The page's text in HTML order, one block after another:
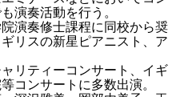
演奏活動を行う。
演奏修士課程に同校から奨
リスの新星ピアニスト、ア
リティーコンサート、イギ
コンサートに多数出演。